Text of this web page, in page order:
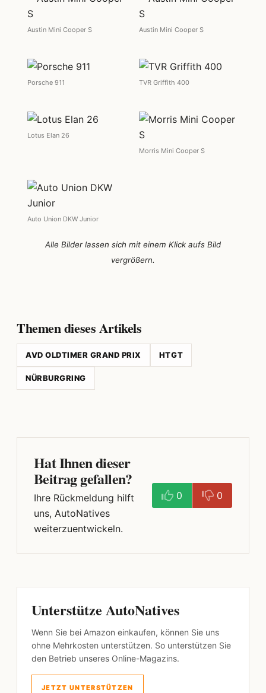
Austin Mini Cooper S Austin Mini Cooper S
Porsche 911 TVR Griffith 400
Lotus Elan 26
Morris Mini Cooper S
Auto Union DKW Junior
Alle Bilder lassen sich mit einem Klick aufs Bild
vergrößern.
Themen dieses Artikels
AVD OLDTIMER GRAND PRIX HTGT
NÜRBURGRING
Hat Ihnen dieser
Beitrag gefallen?
Ihre Rückmeldung hilft
uns, AutoNatives
weiterzuentwickeln.
0 0
Unterstütze AutoNatives
Wenn Sie bei Amazon einkaufen, können Sie uns
ohne Mehrkosten unterstützen. So unterstützen Sie
den Betrieb unseres Online-Magazins.
JETZT UNTERSTÜTZEN